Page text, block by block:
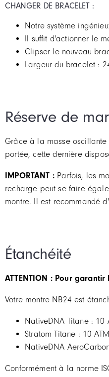
CHANGER DE BRACELET :
Notre système
Il suffit d'actionner le
Clipser le nouveau
Largeur du bracelet :
Réserve de
Grâce à la masse oscillante
portée, cette dernière
IMPORTANT :Parfois, les
recharge peut se faire
montre. Il est recommandé
Étanchéité
ATTENTION : Pour
Votre montre NB24 est
NativeDNA Titane : 10
Stratom Titane : 10 ATM
NativeDNA
Conformément à la norme